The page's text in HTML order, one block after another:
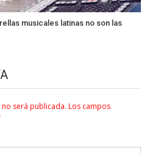
musicales latinas no son las
será publicada. Los campos